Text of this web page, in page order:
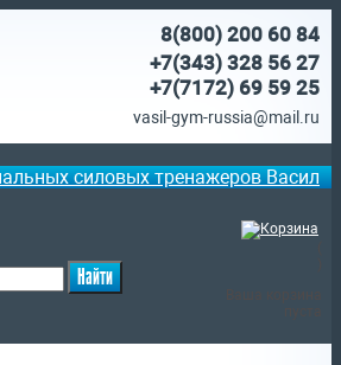
8(800) 200 60 84
+7(343) 328 56 27
+7(7172) 69 59 25
vasil-gym-russia@mail.ru
силовых тренажеров Васил